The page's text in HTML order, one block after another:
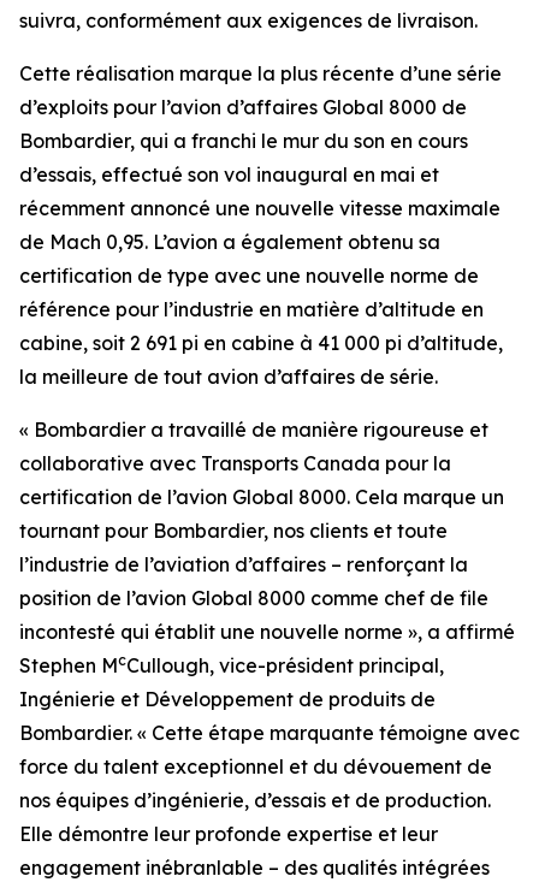
suivra, conformément aux exigences de livraison.
Cette réalisation marque la plus récente d’une série
d’exploits pour l’avion d’affaires Global 8000 de
Bombardier, qui a franchi le mur du son en cours
d’essais, effectué son vol inaugural en mai et
récemment annoncé une nouvelle vitesse maximale
de Mach 0,95. L’avion a également obtenu sa
certification de type avec une nouvelle norme de
référence pour l’industrie en matière d’altitude en
cabine, soit 2 691 pi en cabine à 41 000 pi d’altitude,
la meilleure de tout avion d’affaires de série.
« Bombardier a travaillé de manière rigoureuse et
collaborative avec Transports Canada pour la
certification de l’avion Global 8000. Cela marque un
tournant pour Bombardier, nos clients et toute
l’industrie de l’aviation d’affaires – renforçant la
position de l’avion Global 8000 comme chef de file
incontesté qui établit une nouvelle norme », a affirmé
Stephen McCullough, vice-président principal,
Ingénierie et Développement de produits de
Bombardier. « Cette étape marquante témoigne avec
force du talent exceptionnel et du dévouement de
nos équipes d’ingénierie, d’essais et de production.
Elle démontre leur profonde expertise et leur
engagement inébranlable – des qualités intégrées